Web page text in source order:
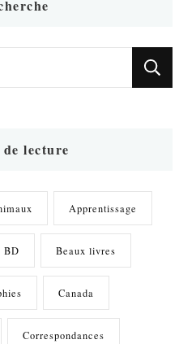
lecture
Apprentissage
BD Beaux livres
Canada
Correspondances